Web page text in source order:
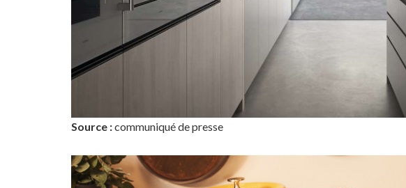
Source :communiqué de presse